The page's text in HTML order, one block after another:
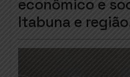
econômico e
Itabuna e